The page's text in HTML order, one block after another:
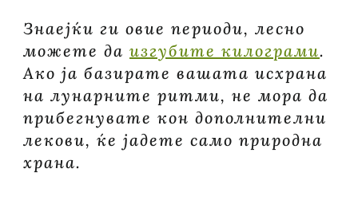
Знаејќи ги овие периоди, лесно
можете да изгубите килограми.
Ако ја базирате вашата исхрана
на лунарните ритми, не мора да
прибегнувате кон дополнителни
лекови, ќе јадете само природна
храна.